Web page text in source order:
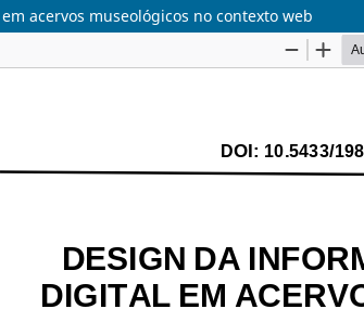
acervos museológicos no contexto web